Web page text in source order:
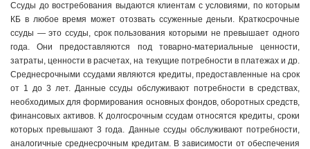
Ссуды до востребования выдаются клиентам с условиями, по которым
КБ в любое время может отозвать ссуженные деньги. Краткосрочные
ссуды — это ссуды, срок пользования которыми не пре­вышает одного
года. Они предоставляются под товарно-материаль­ные ценности,
затраты, ценности в расчетах, на текущие потребно­сти в платежах и др.
Среднесрочными ссудами являются кредиты, предоставленные на срок
от 1 до 3 лет. Данные ссуды обслуживают потребности в средствах,
необходимых для формирования основных фондов, оборотных средств,
финансовых активов. К долгосрочным ссудам относятся кредиты, сроки
которых превышают 3 года. Дан­ные ссуды обслуживают потребности,
аналогичные среднесрочным кредитам. В зависимости от обеспечения